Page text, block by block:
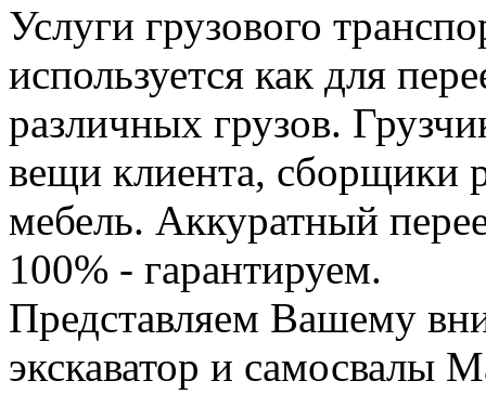
Услуги грузового
используется как для
различных грузов.
вещи клиента, сборщики
мебель. Аккуратный
100% - гарантируем.
Представляем Вашему
экскаватор и самосвалы